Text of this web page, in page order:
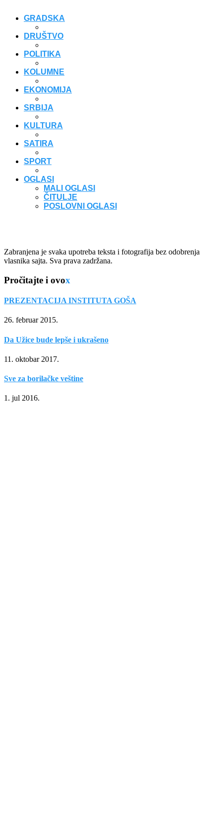
GRADSKA
DRUŠTVO
POLITIKA
KOLUMNE
EKONOMIJA
SRBIJA
KULTURA
SATIRA
SPORT
OGLASI
MALI OGLASI
ČITULJE
POSLOVNI OGLASI
Zabranjena je svaka upotreba teksta i fotografija bez odobrenja
vlasnika sajta. Sva prava zadržana.
Pročitajte i ovox
PREZENTACIJA INSTITUTA GOŠA
26. februar 2015.
Da Užice bude lepše i ukrašeno
11. oktobar 2017.
Sve za borilačke veštine
1. jul 2016.